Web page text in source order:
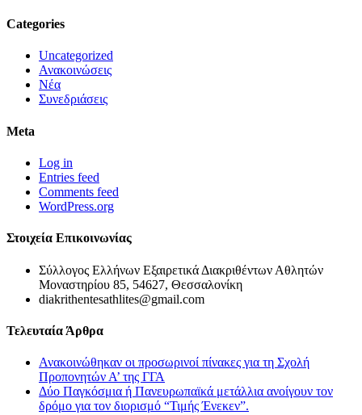
Categories
Uncategorized
Ανακοινώσεις
Νέα
Συνεδριάσεις
Meta
Log in
Entries feed
Comments feed
WordPress.org
Στοιχεία Επικοινωνίας
Σύλλογος Ελλήνων Εξαιρετικά Διακριθέντων Αθλητών
Μοναστηρίου 85, 54627, Θεσσαλονίκη
diakrithentesathlites@gmail.com
Τελευταία Άρθρα
Ανακοινώθηκαν οι προσωρινοί πίνακες για τη Σχολή
Προπονητών Α’ της ΓΓΑ
Δύο Παγκόσμια ή Πανευρωπαϊκά μετάλλια ανοίγουν τον
δρόμο για τον διορισμό “Τιμής Ένεκεν”.